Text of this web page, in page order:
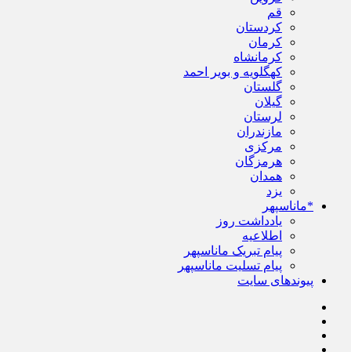
قم
کردستان
کرمان
کرمانشاه
کهگلویه و بویر احمد
گلستان
گیلان
لرستان
مازندران
مرکزی
هرمزگان
همدان
یزد
*ماناسپهر
یادداشت روز
اطلاعیه
پیام تبریک ماناسپهر
پیام تسلیت ماناسپهر
پیوندهای سایت